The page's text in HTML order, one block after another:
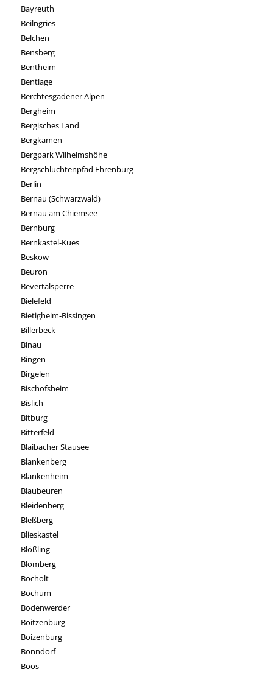
Bayreuth
Beilngries
Belchen
Bensberg
Bentheim
Bentlage
Berchtesgadener Alpen
Bergheim
Bergisches Land
Bergkamen
Bergpark Wilhelmshöhe
Bergschluchtenpfad Ehrenburg
Berlin
Bernau (Schwarzwald)
Bernau am Chiemsee
Bernburg
Bernkastel-Kues
Beskow
Beuron
Bevertalsperre
Bielefeld
Bietigheim-Bissingen
Billerbeck
Binau
Bingen
Birgelen
Bischofsheim
Bislich
Bitburg
Bitterfeld
Blaibacher Stausee
Blankenberg
Blankenheim
Blaubeuren
Bleidenberg
Bleßberg
Blieskastel
Blößling
Blomberg
Bocholt
Bochum
Bodenwerder
Boitzenburg
Boizenburg
Bonndorf
Boos